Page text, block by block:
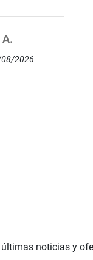
A.
2026
últimas noticias y